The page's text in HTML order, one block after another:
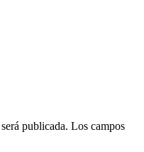
publicada. Los campos